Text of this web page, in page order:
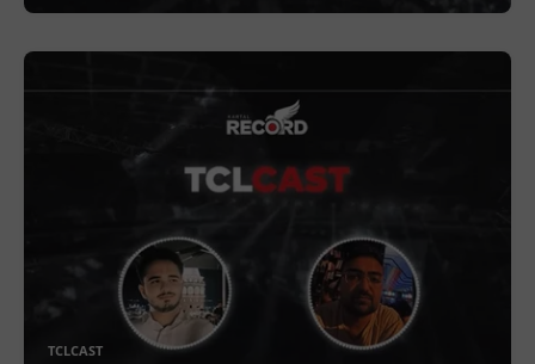
TCLCAST